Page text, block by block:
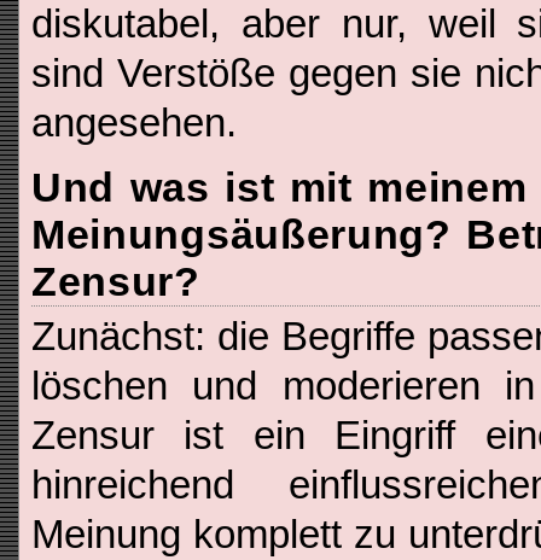
diskutabel, aber nur, weil
sind Verstöße gegen sie
angesehen.
Und was ist mit
Meinungsäußerung?
Zensur?
Zunächst: die Begriffe
löschen und moderieren
Zensur ist ein Eingriff
hinreichend
Meinung komplett zu